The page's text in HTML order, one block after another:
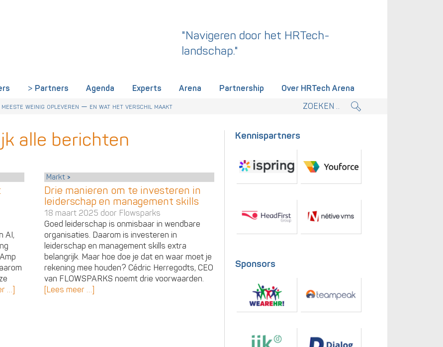
"Navigeren door het HRTech-
landschap."
Partners Agenda Experts Arena Partnership
Over HRTech Arena
kabinet. Skills-gerichte arbeidsmarkt onderdeel actieplan.
een gemeenschappelijke skillstaal nodig heeft
dit een wake-up call is voor HR in Nederland
meeste weinig opleveren — en wat het verschil maakt
alle berichten
AI,
…]
Markt
Drie manieren om te investeren in
leiderschap en management skills
18 maart 2025 door Flowsparks
Goed leiderschap is onmisbaar in wendbare
organisaties. Daarom is investeren in
leiderschap en management skills extra
belangrijk. Maar hoe doe je dat en waar moet je
rekening mee houden? Cédric Herregodts, CEO
van FLOWSPARKS noemt drie voorwaarden.
[Lees meer …]
Kennispartners
Sponsors